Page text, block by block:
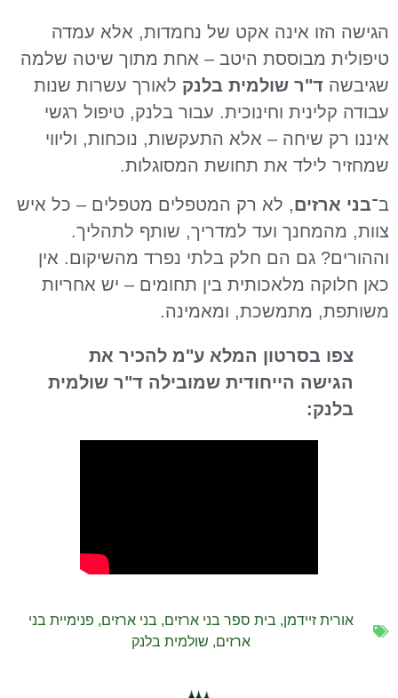
הגישה הזו אינה אקט של נחמדות, אלא עמדה
טיפולית מבוססת היטב – אחת מתוך שיטה שלמה
שגיבשה ד"ר שולמית בלנק לאורך עשרות שנות
עבודה קלינית וחינוכית. עבור בלנק, טיפול רגשי
איננו רק שיחה – אלא התעקשות, נוכחות, וליווי
שמחזיר לילד את תחושת המסוגלות.
ב־בני ארזים, לא רק המטפלים מטפלים – כל איש
צוות, מהמחנך ועד למדריך, שותף לתהליך.
וההורים? גם הם חלק בלתי נפרד מהשיקום. אין
כאן חלוקה מלאכותית בין תחומים – יש אחריות
משותפת, מתמשכת, ומאמינה.
צפו בסרטון המלא ע"מ להכיר את
הגישה הייחודית שמובילה ד"ר שולמית
בלנק:
אורית זיידמן, בית ספר בני ארזים, בני ארזים, פנימיית בני
ארזים, שולמית בלנק